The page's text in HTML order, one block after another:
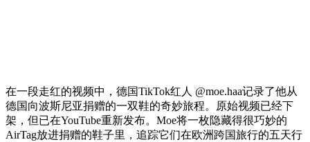
在一段走红的视频中，德国TikTok红人 @moe.haa记录了他从
德国向波斯尼亚捐赠的一双鞋的奇妙旅程。原始视频已经下
架，但已在YouTube重新发布。Moe将一枚隐藏得很巧妙的
AirTag放进捐赠的鞋子里，追踪它们在欧洲跨国旅行的五天行